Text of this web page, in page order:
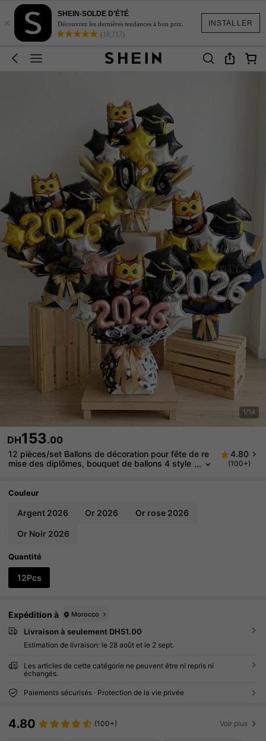
INSTALLER
×
SHEIN-SOLDE D'ÉTÉ
Découvrez les dernières tendances à bon prix.
(18,717)
1/14
DH153.00
12 pièces/set Ballons de décoration pour fête de re
mise des diplômes, bouquet de ballons 4 style
nt/or rose, 2026, cérémonie de remise des diplôme
4.80
(100+)
Couleur
Argent 2026 Or 2026 Or rose 2026
Or Noir 2026
Quantité
12Pcs
Expédition à Morocco
Livraison à seulement DH51.00
Estimation de livraison: le 28 août et le 2 sept.
Les articles de cette catégorie ne peuvent être ni repris ni
échangés.
Paiements sécurisés · Protection de la vie privée
4.80 (100+) Voir plus